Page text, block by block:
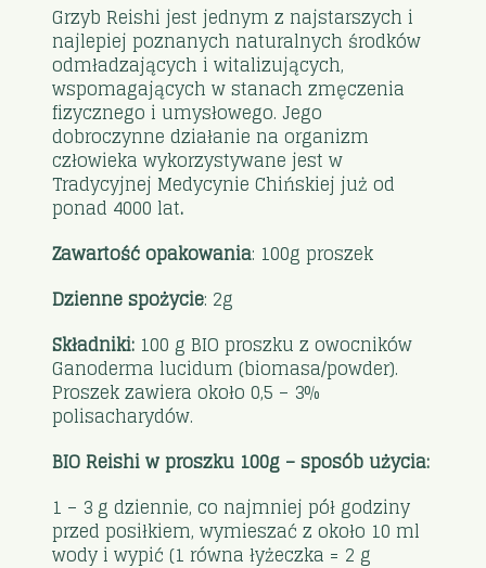
Grzyb Reishi jest jednym z najstarszych i
najlepiej poznanych naturalnych środków
odmładzających i witalizujących,
wspomagających w stanach zmęczenia
fizycznego i umysłowego. Jego
dobroczynne działanie na organizm
człowieka wykorzystywane jest w
Tradycyjnej Medycynie Chińskiej już od
ponad 4000 lat.
Zawartość opakowania: 100g proszek
Dzienne spożycie: 2g
Składniki: 100 g BIO proszku z owocników
Ganoderma lucidum (biomasa/powder).
Proszek zawiera około 0,5 – 3%
polisacharydów.
BIO Reishi w proszku 100g – sposób użycia:
1 – 3 g dziennie, co najmniej pół godziny
przed posiłkiem, wymieszać z około 10 ml
wody i wypić (1 równa łyżeczka = 2 g